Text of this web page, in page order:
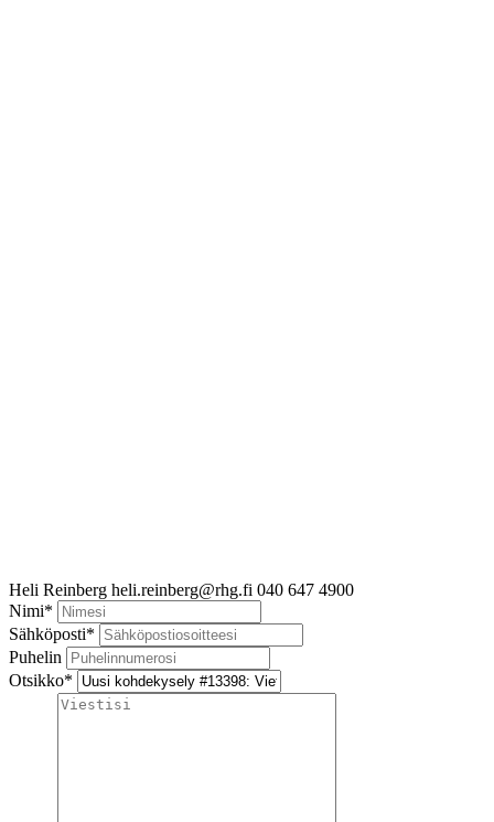
Heli Reinberg heli.reinberg@rhg.fi 040 647 4900
Nimi*
Sähköposti*
Puhelin
Otsikko*